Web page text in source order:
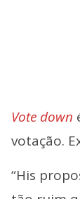
Vote down
votação.
“His